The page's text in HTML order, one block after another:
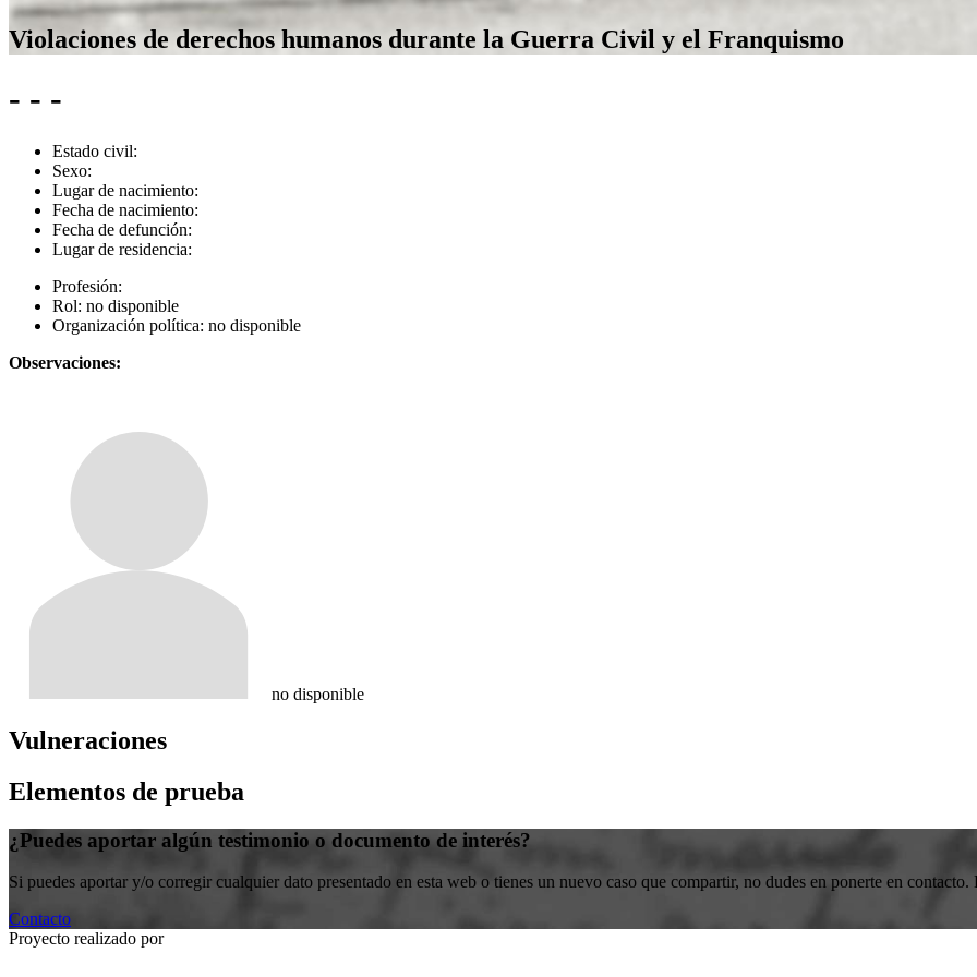
Violaciones de derechos humanos durante la Guerra Civil y el Franquismo
- - -
Estado civil:
Sexo:
Lugar de nacimiento:
Fecha de nacimiento:
Fecha de defunción:
Lugar de residencia:
Profesión:
Rol: no disponible
Organización política: no disponible
Observaciones:
no disponible
Vulneraciones
Elementos de prueba
¿Puedes aportar algún testimonio o documento de interés?
Si puedes aportar y/o corregir cualquier dato presentado en esta web o tienes un nuevo caso que compartir, no dudes en ponerte en
Contacto
Proyecto realizado por